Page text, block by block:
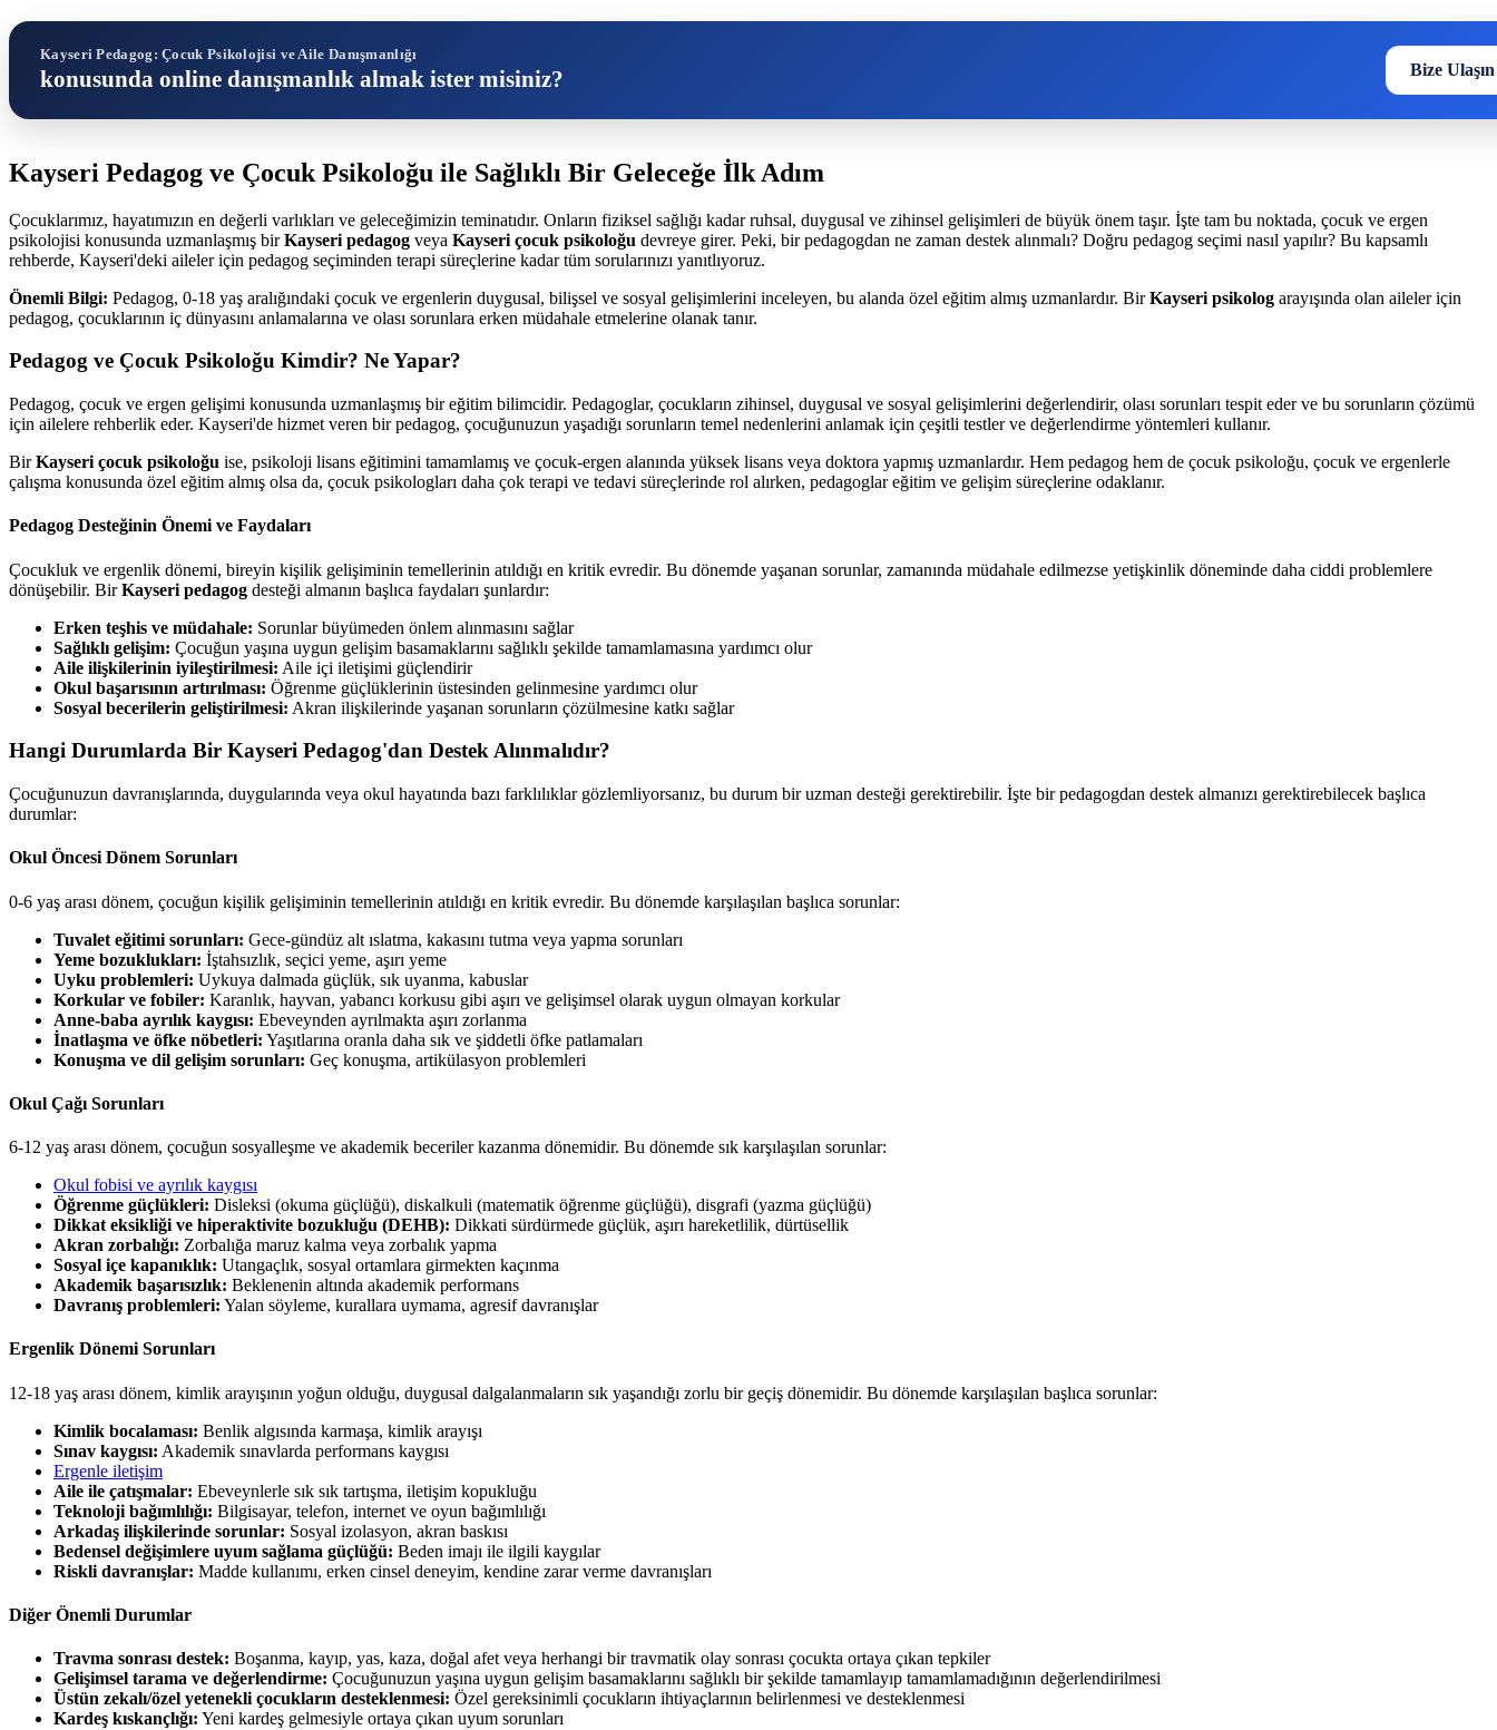
Kayseri Pedagog: Çocuk Psikolojisi ve Aile Danışmanlığı
konusunda online danışmanlık almak ister misiniz? Bize Ulaşın
Kayseri Pedagog ve Çocuk Psikoloğu ile Sağlıklı Bir Geleceğe İlk Adım
Çocuklarımız, hayatımızın en değerli varlıkları ve geleceğimizin teminatıdır. Onların fiziksel sağlığı kadar ruhsal, duygusal ve zihinsel gelişimleri de büyük önem taşır. İşte tam bu noktada, çocuk ve ergen
psikolojisi konusunda uzmanlaşmış birKayseri pedagog veya Kayseri çocuk psikoloğu devreye girer. Peki, bir pedagogdan ne zaman destek alınmalı? Doğru pedagog seçimi nasıl yapılır? Bu kapsamlı
rehberde, Kayseri'deki aileler için pedagog seçiminden terapi süreçlerine kadar tüm sorularınızı yanıtlıyoruz.
Önemli Bilgi: Pedagog, 0-18 yaş aralığındaki çocuk ve ergenlerin duygusal, bilişsel ve sosyal gelişimlerini inceleyen, bu alanda özel eğitim almış uzmanlardır. BirKayseri psikolog arayışında olan aileler için
pedagog, çocuklarının iç dünyasını anlamalarına ve olası sorunlara erken müdahale etmelerine olanak tanır.
Pedagog ve Çocuk Psikoloğu Kimdir? Ne Yapar?
Pedagog, çocuk ve ergen gelişimi konusunda uzmanlaşmış bir eğitim bilimcidir. Pedagoglar, çocukların zihinsel, duygusal ve sosyal gelişimlerini değerlendirir, olası sorunları tespit eder ve bu sorunların çözümü
için ailelere rehberlik eder. Kayseri'de hizmet veren bir pedagog, çocuğunuzun yaşadığı sorunların temel nedenlerini anlamak için çeşitli testler ve değerlendirme yöntemleri kullanır.
BirKayseri çocuk psikoloğu ise, psikoloji lisans eğitimini tamamlamış ve çocuk-ergen alanında yüksek lisans veya doktora yapmış uzmanlardır. Hem pedagog hem de çocuk psikoloğu, çocuk ve ergenlerle
çalışma konusunda özel eğitim almış olsa da, çocuk psikologları daha çok terapi ve tedavi süreçlerinde rol alırken, pedagoglar eğitim ve gelişim süreçlerine odaklanır.
Pedagog Desteğinin Önemi ve Faydaları
Çocukluk ve ergenlik dönemi, bireyin kişilik gelişiminin temellerinin atıldığı en kritik evredir. Bu dönemde yaşanan sorunlar, zamanında müdahale edilmezse yetişkinlik döneminde daha ciddi problemlere
dönüşebilir. BirKayseri pedagog desteği almanın başlıca faydaları şunlardır:
Erken teşhis ve müdahale: Sorunlar büyümeden önlem alınmasını sağlar
Sağlıklı gelişim: Çocuğun yaşına uygun gelişim basamaklarını sağlıklı şekilde tamamlamasına yardımcı olur
Aile ilişkilerinin iyileştirilmesi: Aile içi iletişimi güçlendirir
Okul başarısının artırılması: Öğrenme güçlüklerinin üstesinden gelinmesine yardımcı olur
Sosyal becerilerin geliştirilmesi: Akran ilişkilerinde yaşanan sorunların çözülmesine katkı sağlar
Hangi Durumlarda Bir Kayseri Pedagog'dan Destek Alınmalıdır?
Çocuğunuzun davranışlarında, duygularında veya okul hayatında bazı farklılıklar gözlemliyorsanız, bu durum bir uzman desteği gerektirebilir. İşte bir pedagogdan destek almanızı gerektirebilecek başlıca
durumlar:
Okul Öncesi Dönem Sorunları
0-6 yaş arası dönem, çocuğun kişilik gelişiminin temellerinin atıldığı en kritik evredir. Bu dönemde karşılaşılan başlıca sorunlar:
Tuvalet eğitimi sorunları: Gece-gündüz alt ıslatma, kakasını tutma veya yapma sorunları
Yeme bozuklukları: İştahsızlık, seçici yeme, aşırı yeme
Uyku problemleri: Uykuya dalmada güçlük, sık uyanma, kabuslar
Korkular ve fobiler: Karanlık, hayvan, yabancı korkusu gibi aşırı ve gelişimsel olarak uygun olmayan korkular
Anne-baba ayrılık kaygısı: Ebeveynden ayrılmakta aşırı zorlanma
İnatlaşma ve öfke nöbetleri: Yaşıtlarına oranla daha sık ve şiddetli öfke patlamaları
Konuşma ve dil gelişim sorunları: Geç konuşma, artikülasyon problemleri
Okul Çağı Sorunları
6-12 yaş arası dönem, çocuğun sosyalleşme ve akademik beceriler kazanma dönemidir. Bu dönemde sık karşılaşılan sorunlar:
Okul fobisi ve ayrılık kaygısı
Öğrenme güçlükleri: Disleksi (okuma güçlüğü), diskalkuli (matematik öğrenme güçlüğü), disgrafi (yazma güçlüğü)
Dikkat eksikliği ve hiperaktivite bozukluğu (DEHB): Dikkati sürdürmede güçlük, aşırı hareketlilik, dürtüsellik
Akran zorbalığı: Zorbalığa maruz kalma veya zorbalık yapma
Sosyal içe kapanıklık: Utangaçlık, sosyal ortamlara girmekten kaçınma
Akademik başarısızlık: Beklenenin altında akademik performans
Davranış problemleri: Yalan söyleme, kurallara uymama, agresif davranışlar
Ergenlik Dönemi Sorunları
12-18 yaş arası dönem, kimlik arayışının yoğun olduğu, duygusal dalgalanmaların sık yaşandığı zorlu bir geçiş dönemidir. Bu dönemde karşılaşılan başlıca sorunlar:
Kimlik bocalaması: Benlik algısında karmaşa, kimlik arayışı
Sınav kaygısı: Akademik sınavlarda performans kaygısı
Ergenle iletişim
Aile ile çatışmalar: Ebeveynlerle sık sık tartışma, iletişim kopukluğu
Teknoloji bağımlılığı: Bilgisayar, telefon, internet ve oyun bağımlılığı
Arkadaş ilişkilerinde sorunlar: Sosyal izolasyon, akran baskısı
Bedensel değişimlere uyum sağlama güçlüğü: Beden imajı ile ilgili kaygılar
Riskli davranışlar: Madde kullanımı, erken cinsel deneyim, kendine zarar verme davranışları
Diğer Önemli Durumlar
Travma sonrası destek: Boşanma, kayıp, yas, kaza, doğal afet veya herhangi bir travmatik olay sonrası çocukta ortaya çıkan tepkiler
Gelişimsel tarama ve değerlendirme: Çocuğunuzun yaşına uygun gelişim basamaklarını sağlıklı bir şekilde tamamlayıp tamamlamadığının değerlendirilmesi
Üstün zekalı/özel yetenekli çocukların desteklenmesi: Özel gereksinimli çocukların ihtiyaçlarının belirlenmesi ve desteklenmesi
Kardeş kıskançlığı: Yeni kardeş gelmesiyle ortaya çıkan uyum sorunları